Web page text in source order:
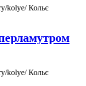
kolye/Кольє
kolye/Кольє